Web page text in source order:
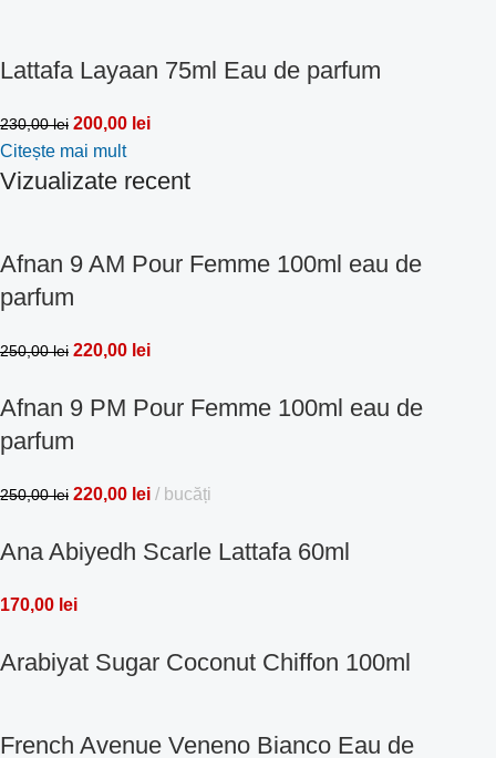
Lattafa Layaan 75ml Eau de parfum
230,00lei 200,00 lei
Citește mai mult
Vizualizate recent
Afnan 9 AM Pour Femme 100ml eau de
parfum
250,00lei 220,00 lei
Afnan 9 PM Pour Femme 100ml eau de
parfum
250,00lei 220,00 lei bucăți
Ana Abiyedh Scarle Lattafa 60ml
170,00 lei
Arabiyat Sugar Coconut Chiffon 100ml
French Avenue Veneno Bianco Eau de